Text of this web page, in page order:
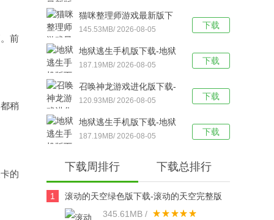
前
稍
的
v1.3.8安卓版下载
下载
猫咪整理师游戏最新版下
载-猫咪整理师免费版
v1.07安卓版下载
145.53MB/ 2026-08-05
下载
地狱逃生手机版下载-地狱
逃生中文版v1.9.6安卓版下
187.19MB/ 2026-08-05
下载
召唤神龙游戏进化版下载-
召唤神龙官方版 v1.4.7安
卓版下载
120.93MB/ 2026-08-05
下载
地狱逃生手机版下载-地狱
逃生最新版 v1.9.6安卓版
187.19MB/ 2026-08-05
下载周排行 下载总排行
1
滚动的天空绿色版下载-滚动的天空完整版
v5.5.7安卓版下载
345.61MB /